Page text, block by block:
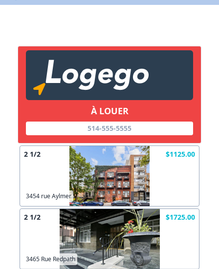
À LOUER
514-555-5555
2 1/2 $1125.00
3454 rue Aylmer
2 1/2 $1725.00
3465 Rue Redpath
X Fermer Envoyez
Copier lien
X Fermer